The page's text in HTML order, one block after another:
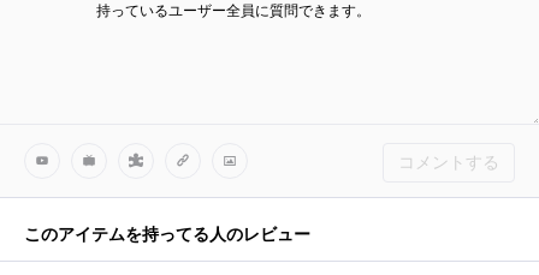
持っているユーザー全員に質問できます。
コメントする
このアイテムを持ってる人のレビュー